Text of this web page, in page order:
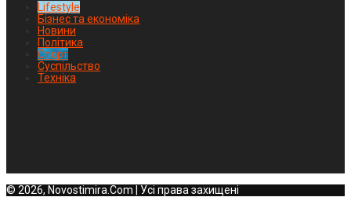
Lifestyle
Бізнес та економіка
Новини
Політика
Спорт
Суспільство
Техніка
© 2026, Novostimira.Com | Усі права захищені